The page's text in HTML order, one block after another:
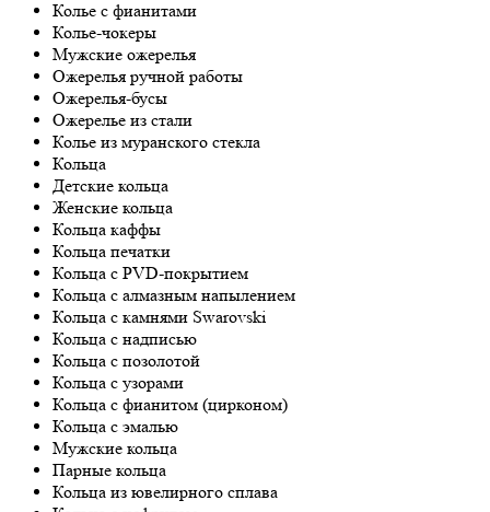
Колье с фианитами
Колье-чокеры
Мужские ожерелья
Ожерелья ручной работы
Ожерелья-бусы
Ожерелье из стали
Колье из муранского стекла
Кольца
Детские кольца
Женские кольца
Кольца каффы
Кольца печатки
Кольца с PVD-покрытием
Кольца с алмазным напылением
Кольца с камнями Swarovski
Кольца с надписью
Кольца с позолотой
Кольца с узорами
Кольца с фианитом (цирконом)
Кольца с эмалью
Мужские кольца
Парные кольца
Кольца из ювелирного сплава